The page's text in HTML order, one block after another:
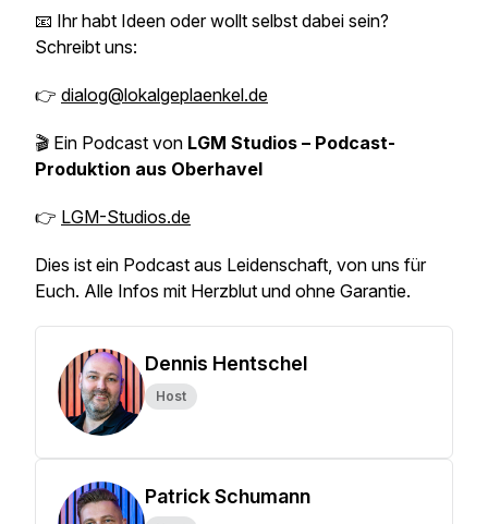
📧 Ihr habt Ideen oder wollt selbst dabei sein?
Schreibt uns:
👉 dialog@lokalgeplaenkel.de
🎬 Ein Podcast von LGM Studios – Podcast-
Produktion aus Oberhavel
👉 LGM-Studios.de
Dies ist ein Podcast aus Leidenschaft, von uns für
Euch. Alle Infos mit Herzblut und ohne Garantie.
Dennis Hentschel
Host
Patrick Schumann